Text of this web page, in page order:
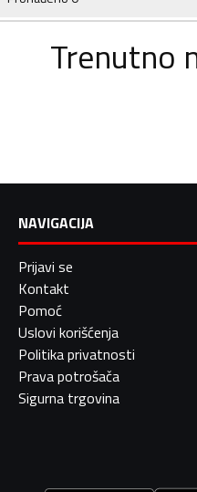
Trenutno
NAVIGACIJA
Prijavi se
Kontakt
Pomoć
Uslovi korišćenja
Politika privatnosti
Prava potrošača
Sigurna trgovina